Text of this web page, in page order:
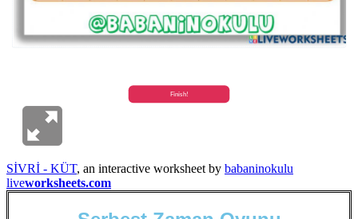
SİVRİ - KÜT, an interactive worksheet by babaninokulu
liveworksheets.com